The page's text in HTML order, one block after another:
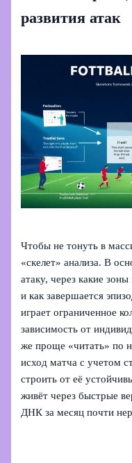
развития атак
Чтобы не тонуть в
«скелет» анализа. В
атаку, через какие
и как завершается
играет ограниченное
зависимость от
же проще «читать» по
исход матча с учетом
строить от её
живёт через быстрые
ДНК за месяц почти